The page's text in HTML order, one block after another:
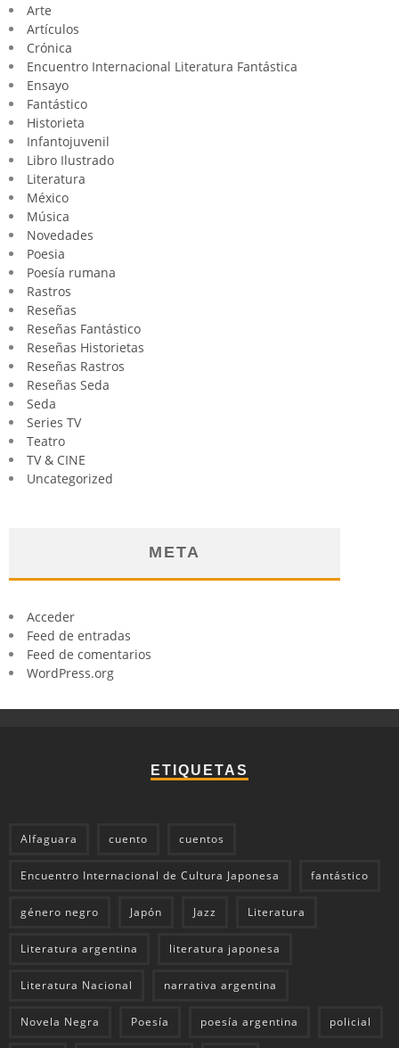
Arte
Artículos
Crónica
Encuentro Internacional Literatura Fantástica
Ensayo
Fantástico
Historieta
Infantojuvenil
Libro Ilustrado
Literatura
México
Música
Novedades
Poesia
Poesía rumana
Rastros
Reseñas
Reseñas Fantástico
Reseñas Historietas
Reseñas Rastros
Reseñas Seda
Seda
Series TV
Teatro
TV & CINE
Uncategorized
META
Acceder
Feed de entradas
Feed de comentarios
WordPress.org
ETIQUETAS
Alfaguara cuento cuentos
Encuentro Internacional de Cultura Japonesa fantástico
género negro Japón Jazz Literatura
Literatura argentina literatura japonesa
Literatura Nacional narrativa argentina
Novela Negra Poesía poesía argentina policial